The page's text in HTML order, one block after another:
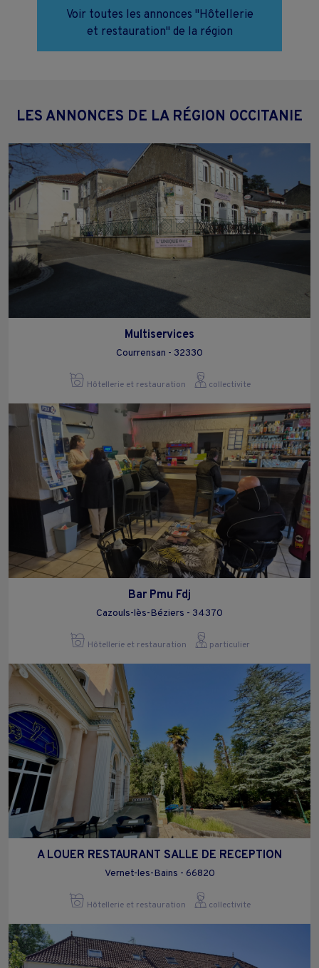
Voir toutes les annonces "Hôtellerie
et restauration" de la région
LES ANNONCES DE LA RÉGION OCCITANIE
Multiservices
Courrensan - 32330
Hôtellerie et restauration collectivite
Bar Pmu Fdj
Cazouls-lès-Béziers - 34370
Hôtellerie et restauration particulier
A LOUER RESTAURANT SALLE DE RECEPTION
Vernet-les-Bains - 66820
Hôtellerie et restauration collectivite